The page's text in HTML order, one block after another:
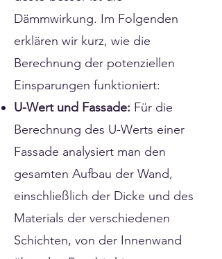
Dämmwirkung. Im Folgenden
erklären wir kurz, wie die
Berechnung der potenziellen
Einsparungen funktioniert:
U-Wert und Fassade: Für die
Berechnung des U-Werts einer
Fassade analysiert man den
gesamten Aufbau der Wand,
einschließlich der Dicke und des
Materials der verschiedenen
Schichten, von der Innenwand